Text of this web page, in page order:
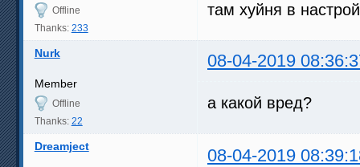
Offline
Thanks: 233
там хуйня в
Nurk 08-04-2019
Member
Offline
Thanks: 22
а какой вред?
Dreamject 08-04-2019